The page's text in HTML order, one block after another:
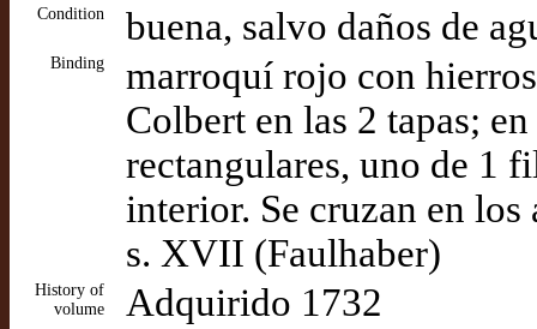
Condition buena, salvo daños de
Binding
marroquí rojo con
Colbert en las 2 tapas;
rectangulares, uno de 1
interior. Se cruzan en
s. XVII (Faulhaber)
History of
volume
Adquirido 1732